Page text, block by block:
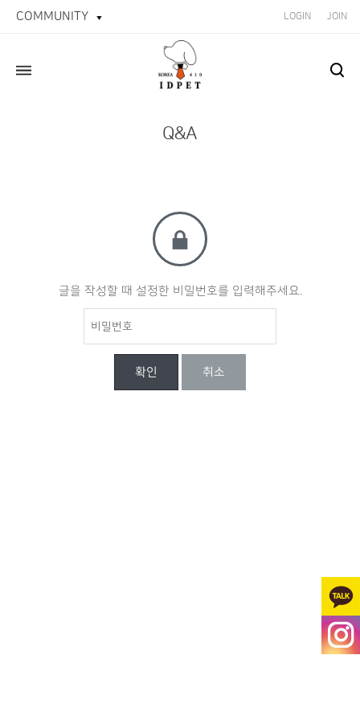
COMMUNITY LOGIN JOIN
Q&A
글을 작성할 때 설정한 비밀번호를 입력해주세요.
확인 취소